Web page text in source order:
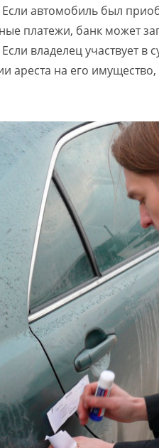
Если автомобиль был
платежи, банк может
Если владелец участвует в
ареста на его